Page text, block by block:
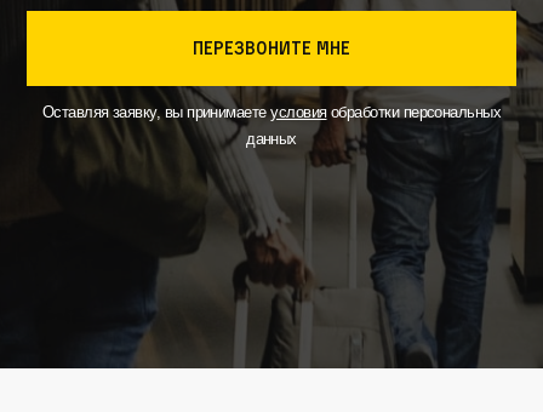
перезвоните мне
Оставляя заявку, вы принимаетеусловияобработки персональных
данных